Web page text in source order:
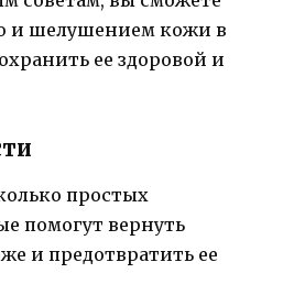
и шелушением кожи в
ее здоровой и
простых
помогут вернуть
и предотвратить ее